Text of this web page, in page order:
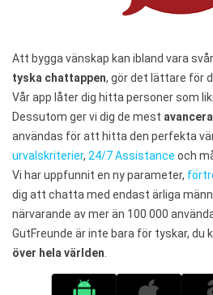
Att bygga vänskap kan ibland vara
tyska chattappen, gör det lättare för
Vår app låter dig hitta personer som
Dessutom ger vi dig de mest
användas för att hitta den perfekta
urvalskriterier, 24/7 Assistance och
Vi har uppfunnit en ny parameter,
dig att chatta med endast ärliga
närvarande av mer än 100 000
GutFreunde är inte bara för tyskar, du
över hela världen